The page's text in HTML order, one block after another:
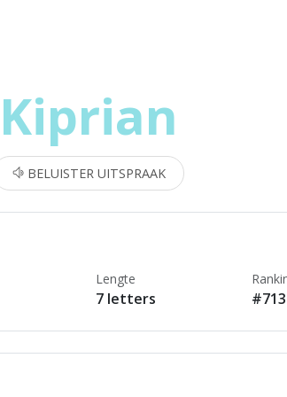
Kiprian
BELUISTER UITSPRAAK
Lengte
7 letters